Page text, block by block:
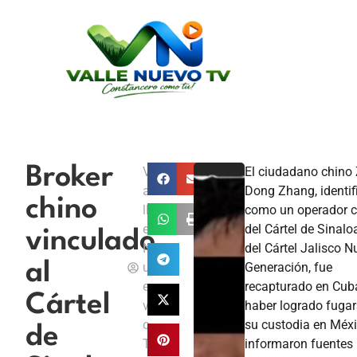
Broker
chino
vinculado
al
Cártel
de
V
a
e
N
u
e
v
o
T
El ciudadano chino
Dong Zhang,
como un operador
del Cártel de
del Cártel Jalisco
Generación, fue
recapturado en
haber logrado
su custodia en
informaron fuentes